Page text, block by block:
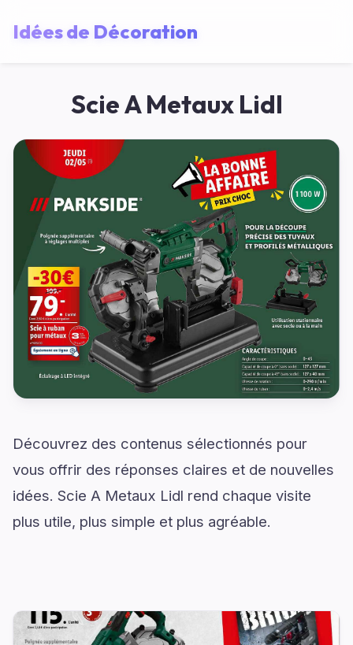
Idées de Décoration
Scie A Metaux Lidl
Découvrez des contenus sélectionnés pour
vous offrir des réponses claires et de nouvelles
idées. Scie A Metaux Lidl rend chaque visite
plus utile, plus simple et plus agréable.